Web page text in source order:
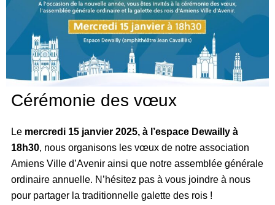
Cérémonie des vœux
Le mercredi 15 janvier 2025, à l’espace Dewailly à
18h30, nous organisons les vœux de notre association
Amiens Ville d’Avenir ainsi que notre assemblée générale
ordinaire annuelle. N’hésitez pas à vous joindre à nous
pour partager la traditionnelle galette des rois !